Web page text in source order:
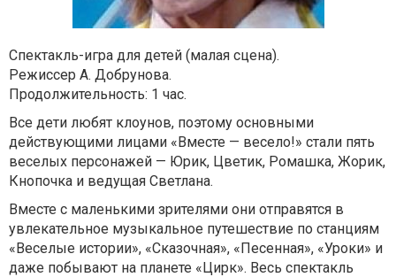
Спектакль-игра для детей (малая сцена).
Режиссер А. Добрунова.
Продолжительность: 1 час.
Все дети любят клоунов, поэтому основными
действующими лицами «Вместе — весело!» стали пять
веселых персонажей — Юрик, Цветик, Ромашка, Жорик,
Кнопочка и ведущая Светлана.
Вместе с маленькими зрителями они отправятся в
увлекательное музыкальное путешествие по станциям
«Веселые истории», «Сказочная», «Песенная», «Уроки» и
даже побывают на планете «Цирк». Весь спектакль